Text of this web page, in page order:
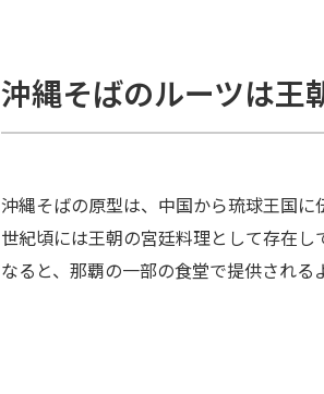
沖縄そばのルーツは王
沖縄そばの原型は、中国から琉球王国
世紀頃には王朝の宮廷料理として存在
なると、那覇の一部の食堂で提供され